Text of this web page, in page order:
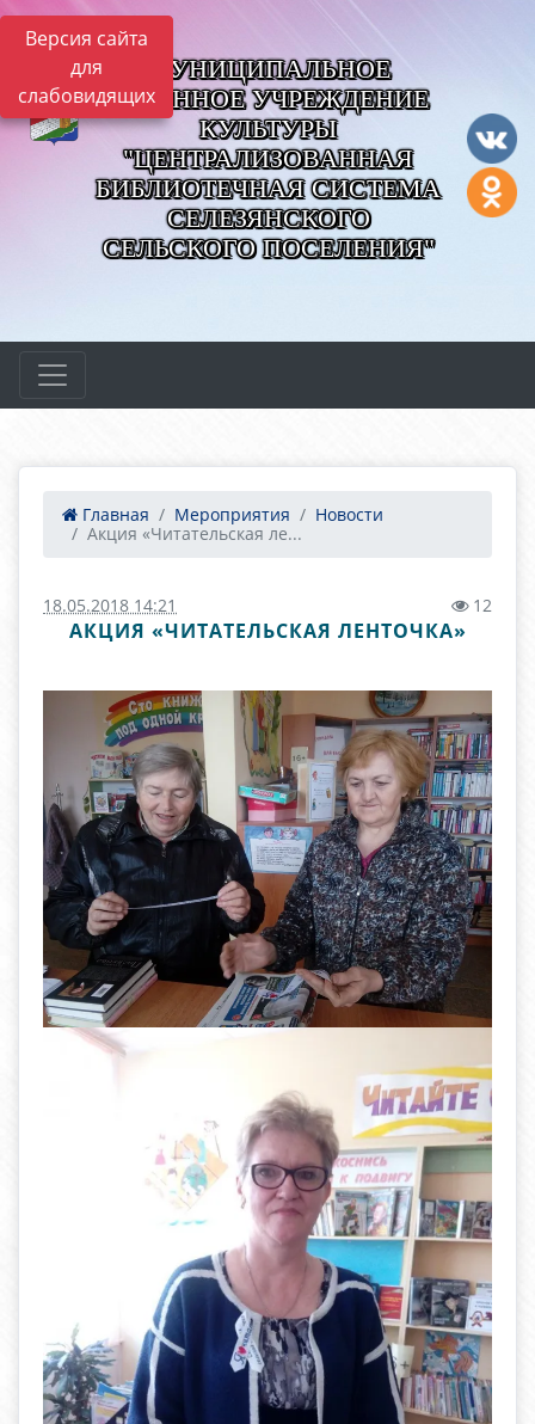
Версия сайта
для
слабовидящих
МУНИЦИПАЛЬНОЕ
КАЗЕННОЕ УЧРЕЖДЕНИЕ
КУЛЬТУРЫ
"ЦЕНТРАЛИЗОВАННАЯ
БИБЛИОТЕЧНАЯ СИСТЕМА
СЕЛЕЗЯНСКОГО
СЕЛЬСКОГО ПОСЕЛЕНИЯ"
Главная Мероприятия
Новости
Акция «Читательская ле...
18.05.2018 14:21 12
АКЦИЯ «ЧИТАТЕЛЬСКАЯ ЛЕНТОЧКА»